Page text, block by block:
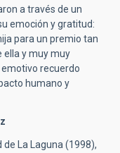
a través de un
emoción y gratitud:
para un premio tan
ella y muy muy
recuerdo
humano y
La Laguna (1998),